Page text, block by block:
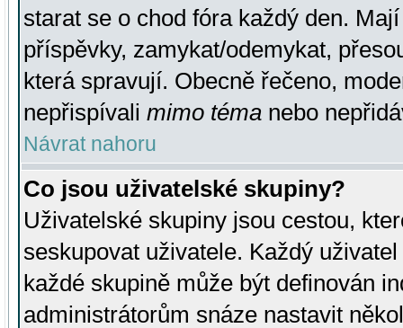
starat se o chod fóra každý den.
příspěvky, zamykat/odemykat,
která spravují. Obecně řečeno,
nepřispívali mimo téma nebo
Návrat nahoru
Co jsou uživatelské skupiny?
Uživatelské skupiny jsou cestou,
seskupovat uživatele. Každý
každé skupině může být definován
administrátorům snáze nastavit